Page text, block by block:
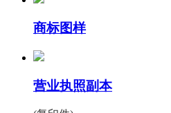
商标图样
营业执照副本